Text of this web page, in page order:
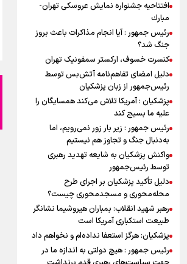
افتتاحیه جشنواره نمايش عروسكى تهران-
مبارك
رئیس جمهور : آیا انجام مذاکرات باعث بروز
جنگ شد؟
کنسرت خسوف، ارکستر سمفونیک تهران
دلیل امضای تفاهم‌نامه آتش‌بس توسط
رئیس‌جمهور از زبان پزشکیان
پزشکیان : آمریکا تلاش می‌کند همسایگان را
علیه ما بسیج کند
رئیس جمهور : زیر بار زور نمی‌رویم، اما
به‌دنبال جنگ و تجاوز هم نیستیم
واکنش پزشکیان به شایعه تهدید رهبری
توسط رئیس‌جمهور
دلیل تأکید پزشکیان بر اجرای طرح
محله‌محوری و مسجدمحوری چیست؟
رهبر شهید انقلاب: بمباران هیروشیما نشانگر
طبیعت استکباری آمریکا است
پزشکیان: هرگز استعفا نداده‌ام و نخواهم داد
رئیس جمهور : هیچ دولتی به اندازه ما در